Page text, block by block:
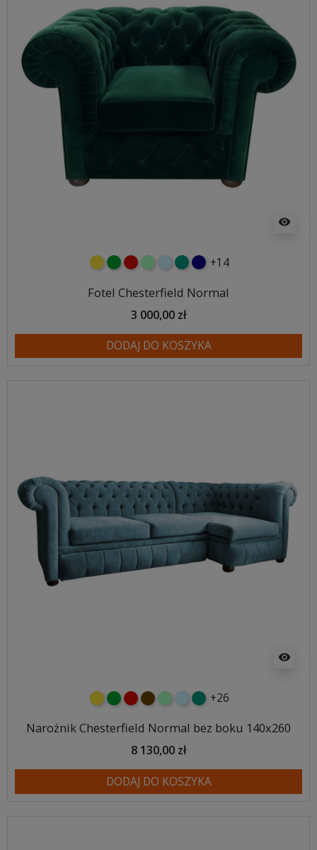
visibility
żółtyzielonyczerwony
miętowybłękitnyturkusowy
granatowy
+14
Fotel Chesterfield Normal
3 000,00 zł
DODAJ DO KOSZYKA
visibility
żółtyzielonyczerwony
czekoladowy
miętowybłękitny
turkusowy
+26
Narożnik Chesterfield Normal bez boku 140x260
8 130,00 zł
DODAJ DO KOSZYKA